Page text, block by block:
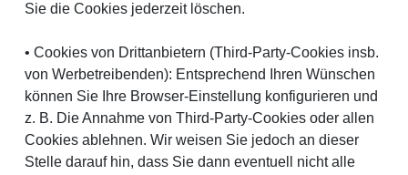
Sie die Cookies jederzeit löschen.
• Cookies von Drittanbietern (Third-Party-Cookies insb.
von Werbetreibenden): Entsprechend Ihren Wünschen
können Sie Ihre Browser-Einstellung konfigurieren und
z. B. Die Annahme von Third-Party-Cookies oder allen
Cookies ablehnen. Wir weisen Sie jedoch an dieser
Stelle darauf hin, dass Sie dann eventuell nicht alle